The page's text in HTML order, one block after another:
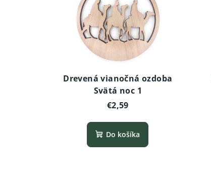
Drevená vianočná ozdoba
Svätá noc 1
€2,59
Do košíka